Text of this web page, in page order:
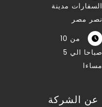
السفارات مدينة
نصر مصر
من 10
صباحا الي 5
مساءا
عن الشركة